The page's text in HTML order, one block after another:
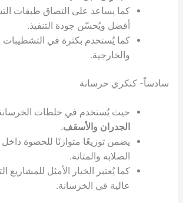
يساعد على التصاق طبقات التشطيب بشكل
ويُحسّن جودة التنفيذ.
يُستخدم بكثرة في التشطيبات الداخلية
حرسانة
يُستخدم في خلطات الخرسانة المتنوعة لبناء
والأسقف.
توزيعًا متوازنًا للحصوة داخل الخلطة لزيادة
والمتانة.
يُعتبر الخيار الأمثل للمشاريع التي تتطلب جودة
في الخرسانة.